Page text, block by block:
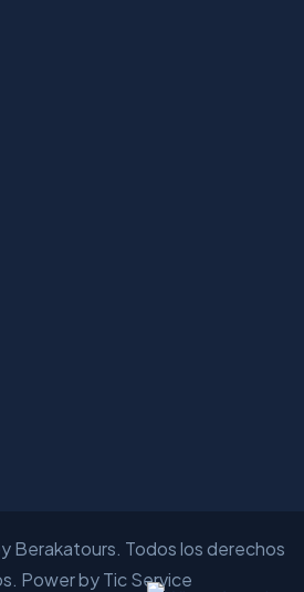
Berakatours. Todos los derechos
Power by Tic Service